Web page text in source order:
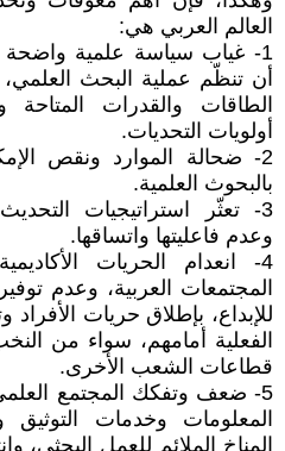
العالم العربي هي:
1- غياب سياسة علمية
أن تنظّم عملية البحث العلمي،
الطاقات والقدرات
أولويات التحديات.
2- ضحالة الموارد ونقص
بالبحوث العلمية.
3- تعثّر استراتيجيات
وعدم فاعليتها واتساقها.
4- انعدام الحريات
المجتمعات العربية، وعدم
للإبداع، بإطلاق حريات الأفراد
الفعلية أمامهم، سواء من
قطاعات الشعب الأخرى.
5- ضعف وتفكك المجتمع
المعلومات وخدمات التوثيق
المناخ الملائم للعمل البحثي،